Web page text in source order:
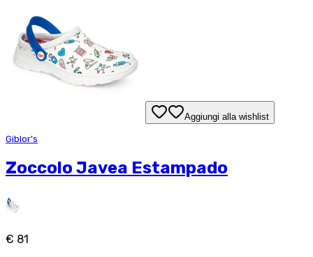
Aggiungi alla wishlist
Giblor's
Zoccolo Javea Estampado
€ 81